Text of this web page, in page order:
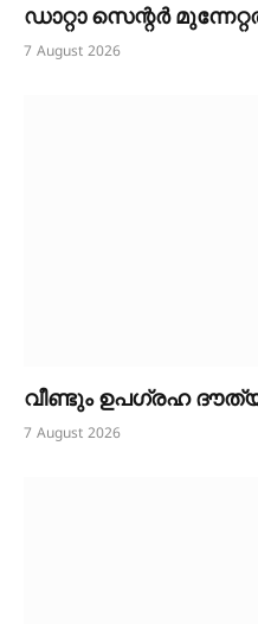
ഡാറ്റാ സെന്റർ
7 August 2026
വീണ്ടും ഉപഗ്രഹ
7 August 2026